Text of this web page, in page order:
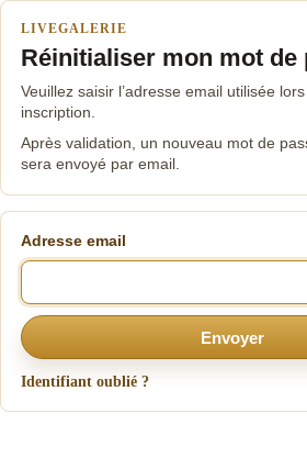
LIVEGALERIE
Réinitialiser mon mot de
Veuillez saisir l’adresse email utilisée
inscription.
Après validation, un nouveau mot de
sera envoyé par email.
Adresse email
Envoyer
Identifiant oublié ?